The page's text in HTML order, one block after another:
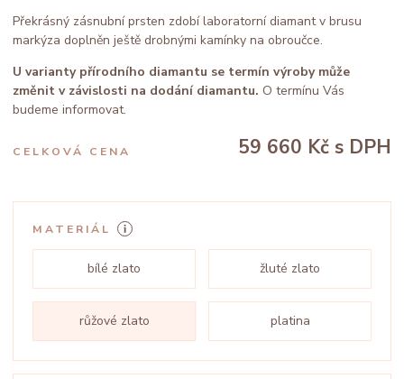
Překrásný zásnubní prsten zdobí laboratorní diamant v brusu
markýza doplněn ještě drobnými kamínky na obroučce.
U varianty přírodního diamantu se termín výroby může
změnit v závislosti na dodání diamantu. O termínu Vás
budeme informovat.
CELKOVÁ CENA 59 660 Kč s DPH
MATERIÁL
bílé zlato žluté zlato
růžové zlato platina